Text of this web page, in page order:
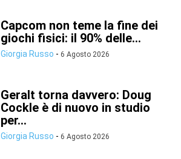
Capcom non teme la fine dei
giochi fisici: il 90% delle...
Giorgia Russo - 6 Agosto 2026
Geralt torna davvero: Doug
Cockle è di nuovo in studio
per...
Giorgia Russo - 6 Agosto 2026